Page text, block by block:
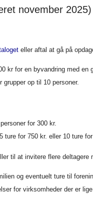
november 2025)
eller aftal at gå på
kr for en byvandring med en
grupper op til 10 personer.
for 300 kr.
ture for 750 kr. eller 10 ture
til at invitere flere deltagere
og eventuelt ture til
for virksomheder der er